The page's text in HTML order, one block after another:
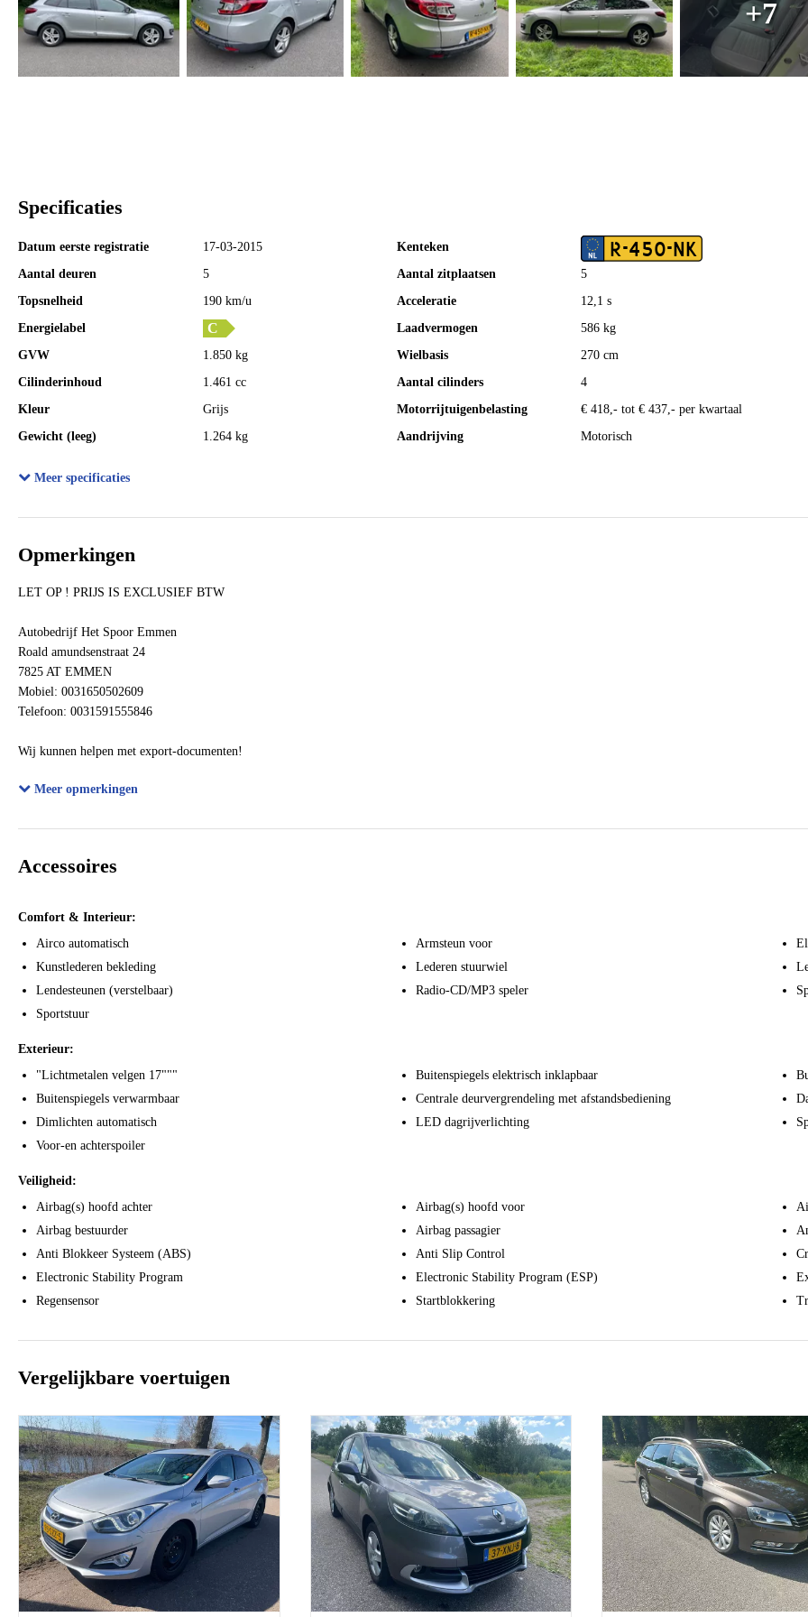
+7
Specificaties
Datum eerste registratie 17-03-2015 Kenteken R-450-NK
Aantal deuren 5 Aantal zitplaatsen
5
Topsnelheid
190 km/u Acceleratie
12,1 s
Energielabel
Laadvermogen
586 kg
GVW
1.850 kg Wielbasis
270 cm
Cilinderinhoud
1.461 cc Aantal cilinders
4
Kleur
Grijs Motorrijtuigenbelasting
€ 418,- tot € 437,- per kwartaal
Gewicht (leeg)
1.264 kg Aandrijving
Motorisch
Gecombineerd verbruik
4,2 l/100km Verbruik stad
5,1 l/100km
Verbruik snelweg
Meer specificaties
Opmerkingen
LET OP ! PRIJS IS EXCLUSIEF BTW
Autobedrijf Het Spoor Emmen
Roald amundsenstraat 24
7825 AT EMMEN
Mobiel: 0031650502609
Telefoon: 0031591555846
Wij kunnen helpen met export-documenten!
Wir können mit dem Export Dokumenten helfen!
My mozhem pomoch' s eksportnykh dokumentov!
Meer opmerkingen
Accessoires
Comfort & Interieur:
Airco automatisch
Armsteun voor
Kunstlederen bekleding
Lederen stuurwiel
Lendesteunen (verstelbaar)
Radio-CD/MP3 speler
Sportstuur
Exterieur:
"Lichtmetalen velgen 17"""
Buitenspiegels elektrisch inklapbaar
Buitenspiegels verwarmbaar
Centrale deurvergrendeling met afstandsbediening
Dimlichten automatisch
LED dagrijverlichting
Voor-en achterspoiler
Veiligheid:
Airbag(s) hoofd achter
Airbag(s) hoofd voor
Airbag bestuurder
Airbag passagier
Anti Blokkeer Systeem (ABS)
Anti Slip Control
Electronic Stability Program
Electronic Stability Program (ESP)
Regensensor
Startblokkering
Vergelijkbare voertuigen